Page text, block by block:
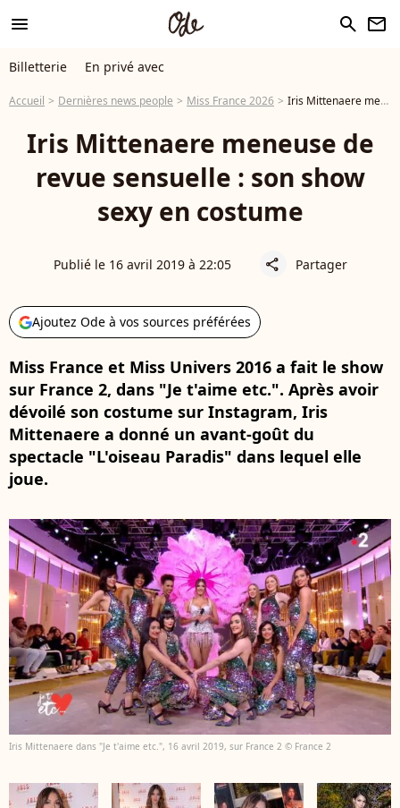
menu search newsletter
Billetterie En privé avec
Accueil Dernières news people Miss France 2026 Iris Mittenaere meneuse de revue sensuelle : son show sexy en costume
Iris Mittenaere meneuse de
revue sensuelle : son show
sexy en costume
Publié le 16 avril 2019 à 22:05 share Partager
Ajoutez Ode à vos sources préférées
Miss France et Miss Univers 2016 a fait le show
sur France 2, dans "Je t'aime etc.". Après avoir
dévoilé son costume sur Instagram, Iris
Mittenaere a donné un avant-goût du
spectacle "L'oiseau Paradis" dans lequel elle
joue.
Iris Mittenaere dans "Je t'aime etc.", 16 avril 2019, sur France 2 © France 2